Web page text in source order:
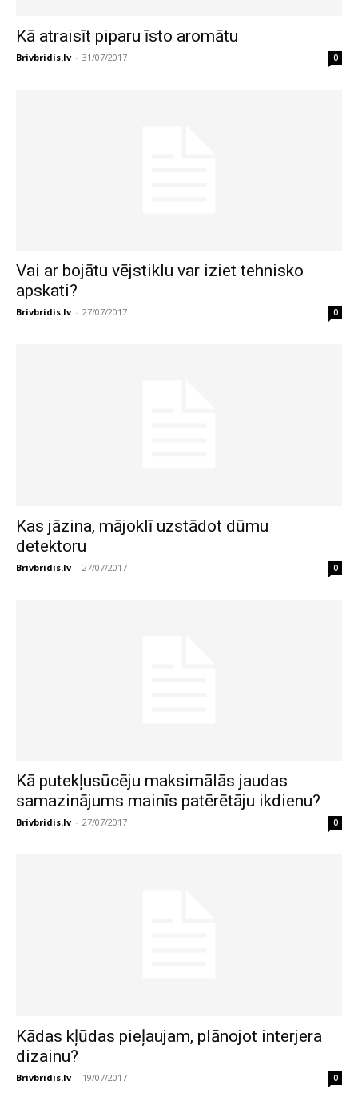
Kā atraisīt piparu īsto aromātu
Brivbridis.lv - 31/07/2017 0
Vai ar bojātu vējstiklu var iziet tehnisko
apskati?
Brivbridis.lv - 27/07/2017 0
Kas jāzina, mājoklī uzstādot dūmu
detektoru
Brivbridis.lv - 27/07/2017 0
Kā putekļusūcēju maksimālās jaudas
samazinājums mainīs patērētāju ikdienu?
Brivbridis.lv - 27/07/2017 0
Kādas kļūdas pieļaujam, plānojot interjera
dizainu?
Brivbridis.lv - 19/07/2017 0